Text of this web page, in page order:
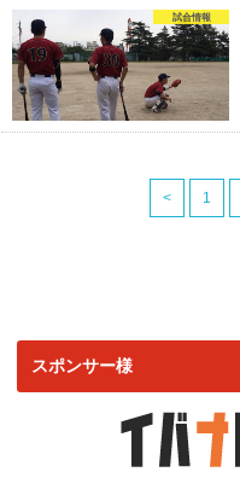
試合情報
< 1
スポンサー様